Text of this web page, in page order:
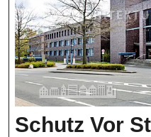
Schutz Vor